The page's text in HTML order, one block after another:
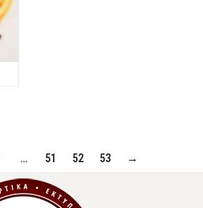
… 51 52 53 →